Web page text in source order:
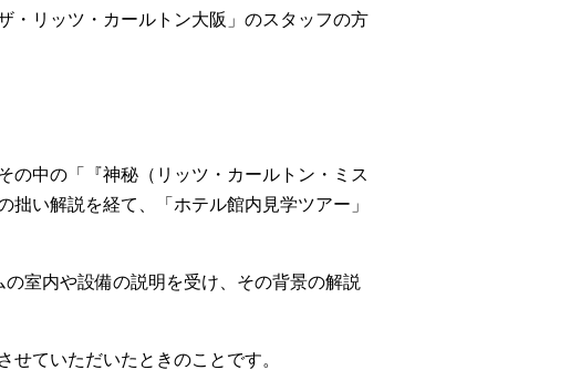
・リッツ・カールトン大阪」のスタッフの方
の中の「『神秘（リッツ・カールトン・ミス
い解説を経て、「ホテル館内見学ツアー」
室内や設備の説明を受け、その背景の解説
ていただいたときのことです。